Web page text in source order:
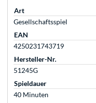
Art
Gesellschaftsspiel
EAN
4250231743719
Hersteller-Nr.
51245G
Spieldauer
40 Minuten